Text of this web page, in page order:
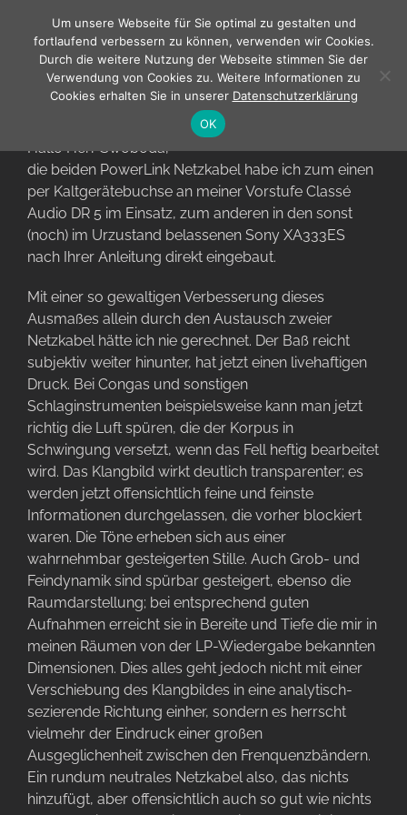
springen
Hallo Herr Swoboda,
die beiden PowerLink Netzkabel habe ich zum einen
per Kaltgerätebuchse an meiner Vorstufe Classé
Audio DR 5 im Einsatz, zum anderen in den sonst
(noch) im Urzustand belassenen Sony XA333ES
nach Ihrer Anleitung direkt eingebaut.
Mit einer so gewaltigen Verbesserung dieses
Ausmaßes allein durch den Austausch zweier
Netzkabel hätte ich nie gerechnet. Der Baß reicht
subjektiv weiter hinunter, hat jetzt einen livehaftigen
Druck. Bei Congas und sonstigen
Schlaginstrumenten beispielsweise kann man jetzt
richtig die Luft spüren, die der Korpus in
Schwingung versetzt, wenn das Fell heftig bearbeitet
wird. Das Klangbild wirkt deutlich transparenter; es
werden jetzt offensichtlich feine und feinste
Informationen durchgelassen, die vorher blockiert
waren. Die Töne erheben sich aus einer
wahrnehmbar gesteigerten Stille. Auch Grob- und
Feindynamik sind spürbar gesteigert, ebenso die
Raumdarstellung; bei entsprechend guten
Aufnahmen erreicht sie in Bereite und Tiefe die mir in
meinen Räumen von der LP-Wiedergabe bekannten
Dimensionen. Dies alles geht jedoch nicht mit einer
Verschiebung des Klangbildes in eine analytisch-
sezierende Richtung einher, sondern es herrscht
vielmehr der Eindruck einer großen
Ausgeglichenheit zwischen den Frenquenzbändern.
Ein rundum neutrales Netzkabel also, das nichts
hinzufügt, aber offensichtlich auch so gut wie nichts
Um unsere Webseite für Sie optimal zu gestalten und
fortlaufend verbessern zu können, verwenden wir Cookies.
Durch die weitere Nutzung der Webseite stimmen Sie der
Verwendung von Cookies zu. Weitere Informationen zu
Cookies erhalten Sie in unserer Datenschutzerklärung
OK